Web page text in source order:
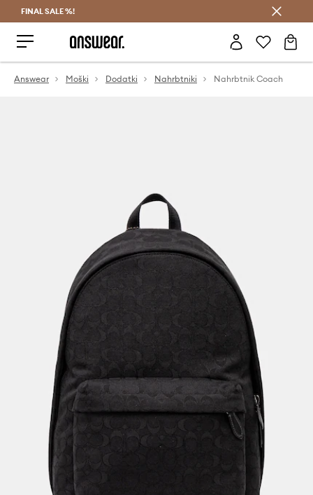
FINAL SALE %!
Answear Moški Dodatki Nahrbtniki Nahrbtnik Coach